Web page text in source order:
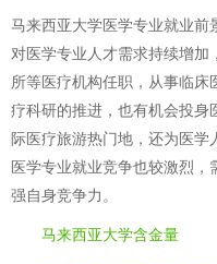
马来西亚大学医学专业就业前
对医学专业人才需求持续增加
所等医疗机构任职，从事临床
疗科研的推进，也有机会投身
际医疗旅游热门地，还为医学
医学专业就业竞争也较激烈
强自身竞争力。
马来西亚大学含金量